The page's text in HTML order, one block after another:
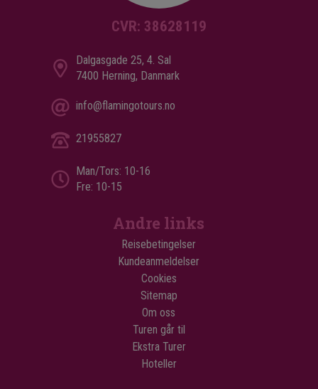
CVR: 38628119
Dalgasgade 25, 4. Sal
7400 Herning, Danmark
info@flamingotours.no
21955827
Man/Tors: 10-16
Fre: 10-15
Andre links
Reisebetingelser
Kundeanmeldelser
Cookies
Sitemap
Om oss
Turen går til
Ekstra Turer
Hoteller